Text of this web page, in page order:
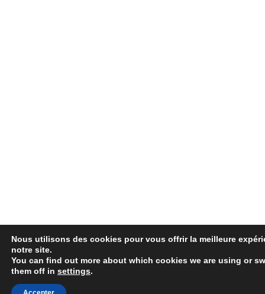
Nous utilisons des cookies pour vous offrir la meilleure
notre site.
You can find out more about which cookies we are using or
them off in settings.